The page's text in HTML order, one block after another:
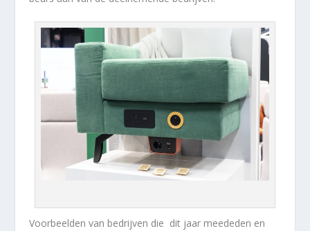
Voorbeelden van bedrijven die dit jaar meededen en